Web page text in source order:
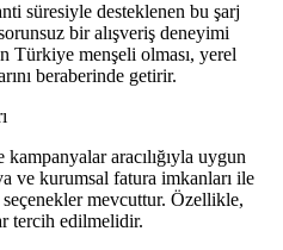
süresiyle desteklenen bu şarj
bir alışveriş deneyimi
Türkiye menşeli olması, yerel
beraberinde getirir.
kampanyalar aracılığıyla uygun
ve kurumsal fatura imkanları ile
mevcuttur. Özellikle,
tercih edilmelidir.